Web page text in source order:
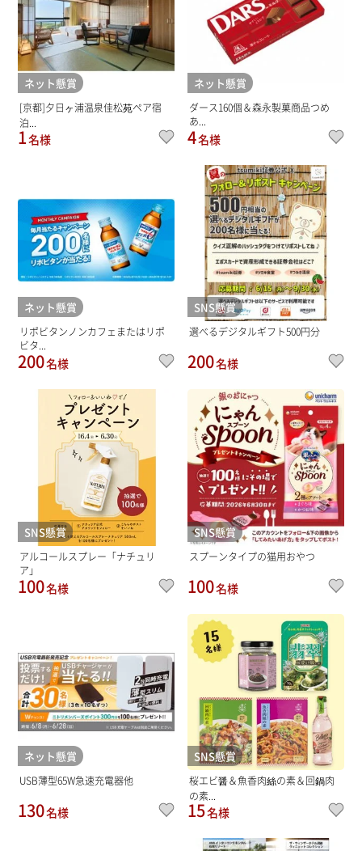
ネット懸賞
[京都]夕日ヶ浦温泉佳松苑ペア宿
泊...
1名様
ネット懸賞
ダース160個＆森永製菓商品つめ
あ...
4名様
ネット懸賞
リポビタンノンカフェまたはリポ
ビタ...
200名様
SNS懸賞
選べるデジタルギフト500円分
200名様
SNS懸賞
アルコールスプレー「ナチュリ
ア」
100名様
SNS懸賞
スプーンタイプの猫用おやつ
100名様
ネット懸賞
USB薄型65W急速充電器他
130名様
SNS懸賞
桜エビ醤＆魚香肉絲の素＆回鍋肉
の素...
15名様